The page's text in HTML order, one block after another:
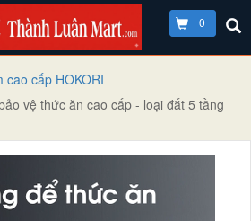
0
cao cấp HOKORI
vệ thức ăn cao cấp - loại đắt 5 tầng